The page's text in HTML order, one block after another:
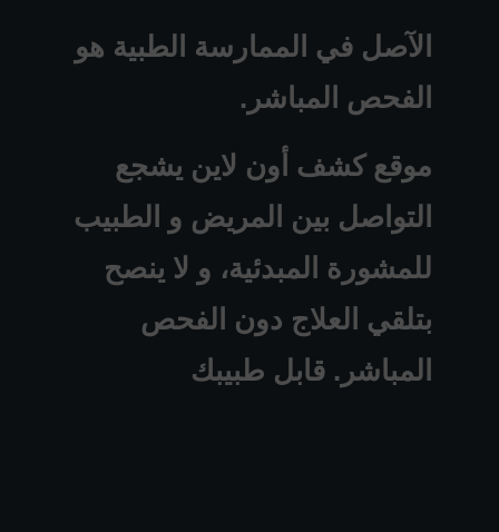
الآصل في الممارسة الطبية هو
الفحص المباشر.
موقع كشف أون لاين يشجع
التواصل بين المريض و الطبيب
للمشورة المبدئية، و لا ينصح
بتلقي العلاج دون الفحص
المباشر. قابل طبيبك